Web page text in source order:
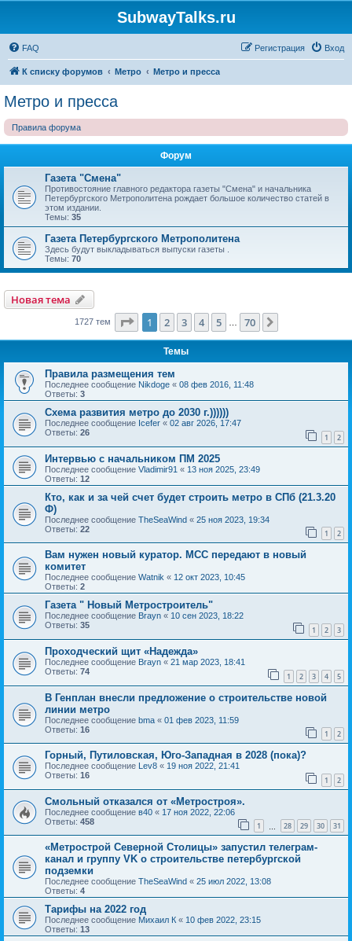
SubwayTalks.ru
FAQ Вход
Регистрация
К списку форумов Метро Метро и пресса
Метро и пресса
Правила форума
Форум
Газета "Смена"
Противостояние главного редактора газеты "Смена" и начальника
Петербургского Метрополитена рождает большое количество статей в
этом издании.
Темы: 35
Газета Петербургского Метрополитена
Здесь будут выкладываться выпуски газеты .
Темы: 70
Новая тема
1727 тем Страница из 70
1 2 3 4 5 70
Темы
Правила размещения тем
Последнее сообщение Nikdoge « 08 фев 2016, 11:48
Ответы: 3
Схема развития метро до 2030 г.))))))
Последнее сообщение Icefer « 02 авг 2026, 17:47
Ответы: 26 1 2
Интервью с начальником ПМ 2025
Последнее сообщение Vladimir91 « 13 ноя 2025, 23:49
Ответы: 12
Кто, как и за чей счет будет строить метро в СПб (21.3.20
Ф)
Последнее сообщение TheSeaWind « 25 ноя 2023, 19:34
Ответы: 22 1 2
Вам нужен новый куратор. МСС передают в новый
комитет
Последнее сообщение Watnik « 12 окт 2023, 10:45
Ответы: 2
Газета " Новый Метростроитель"
Последнее сообщение Brayn « 10 сен 2023, 18:22
Ответы: 35 1 2 3
Проходческий щит «Надежда»
Последнее сообщение Brayn « 21 мар 2023, 18:41
Ответы: 74 1 2 3 4 5
В Генплан внесли предложение о строительстве новой
линии метро
Последнее сообщение bma « 01 фев 2023, 11:59
Ответы: 16 1 2
Горный, Путиловская, Юго-Западная в 2028 (пока)?
Последнее сообщение Lev8 « 19 ноя 2022, 21:41
Ответы: 16 1 2
Смольный отказался от «Метростроя».
Последнее сообщение в40 « 17 ноя 2022, 22:06
Ответы: 458 1 28 29 30 31
«Метрострой Северной Столицы» запустил телеграм-
канал и группу VK о строительстве петербургской
подземки
Последнее сообщение TheSeaWind « 25 июл 2022, 13:08
Ответы: 4
Тарифы на 2022 год
Последнее сообщение Михаил К « 10 фев 2022, 23:15
Ответы: 13